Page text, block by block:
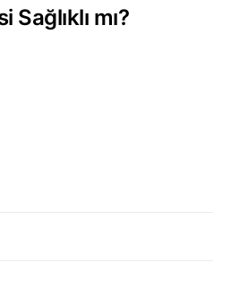
mı?